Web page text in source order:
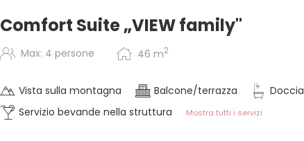
Comfort Suite „VIEW family"
Max: 4 persone 46 m2
Vista sulla montagna Balcone/terrazza Doccia
Servizio bevande nella struttura
Mostra tutti i servizi